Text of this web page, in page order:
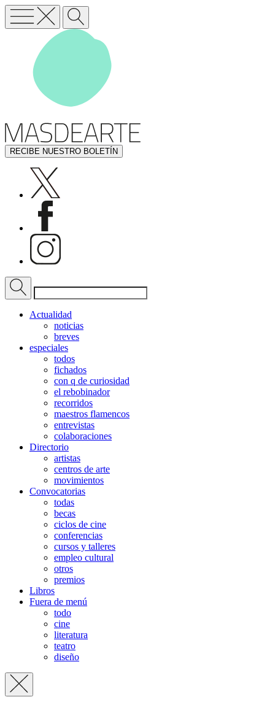
RECIBE NUESTRO BOLETÍN
Actualidad
noticias
breves
especiales
todos
fichados
con q de curiosidad
el rebobinador
recorridos
maestros flamencos
entrevistas
colaboraciones
Directorio
artistas
centros de arte
movimientos
Convocatorias
todas
becas
ciclos de cine
conferencias
cursos y talleres
empleo cultural
otros
premios
Libros
Fuera de menú
todo
cine
literatura
teatro
diseño